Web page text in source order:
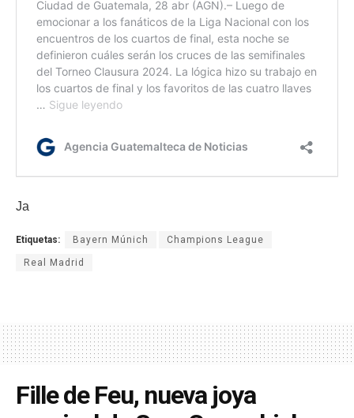
Ja
Etiquetas: Bayern Múnich Champions League
Real Madrid
Fille de Feu, nueva joya